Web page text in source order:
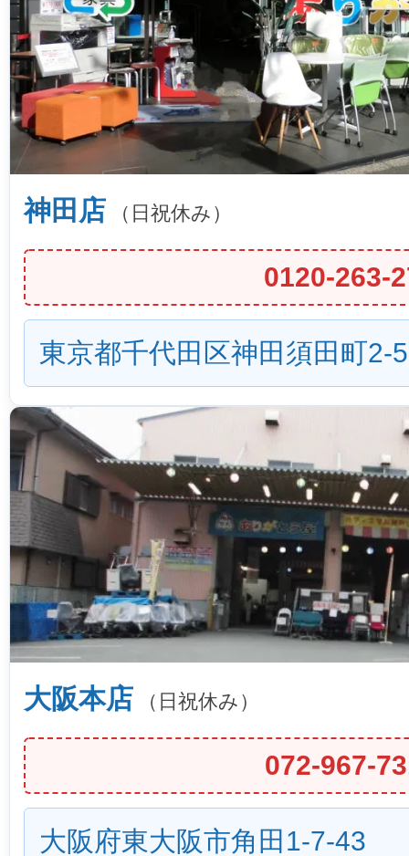
神田店 （日祝休み）
0120-263-
東京都千代田区神田須田町2-
大阪本店 （日祝休み）
072-967-
大阪府東大阪市角田1-7-43